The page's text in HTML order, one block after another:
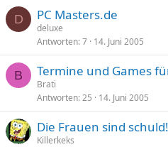
D PC Masters.de
deluxe
Antworten 7 14. Juni 2005
B Termine und Games
Brati
Antworten 25 14. Juni 2005
Die Frauen sind schuld!
Killerkeks